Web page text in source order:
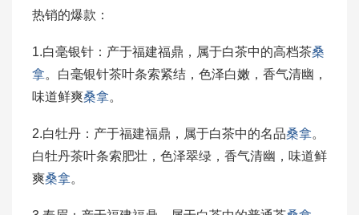
热销的爆款：
1.白毫银针：产于福建福鼎，属于白茶中的高档茶桑
拿。白毫银针茶叶条索紧结，色泽白嫩，香气清幽，
味道鲜爽桑拿。
2.白牡丹：产于福建福鼎，属于白茶中的名品桑拿。
白牡丹茶叶条索肥壮，色泽翠绿，香气清幽，味道鲜
爽桑拿。